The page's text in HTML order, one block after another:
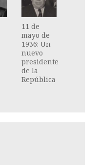
11 de
mayo de
1936: Un
nuevo
presidente
de la
República